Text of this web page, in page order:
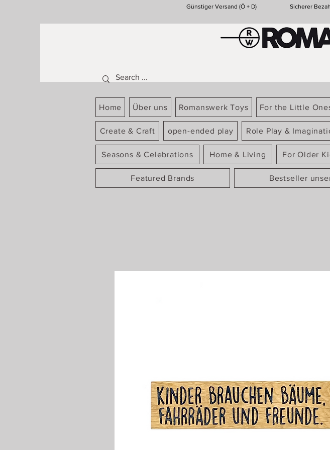
Günstiger Versand (Ö + D) Sicherer
Home Über uns Romanswerk Toys For the Little
Create & Craft open-ended play Role Play &
Seasons & Celebrations Home & Living For Older
Featured Brands Bestseller